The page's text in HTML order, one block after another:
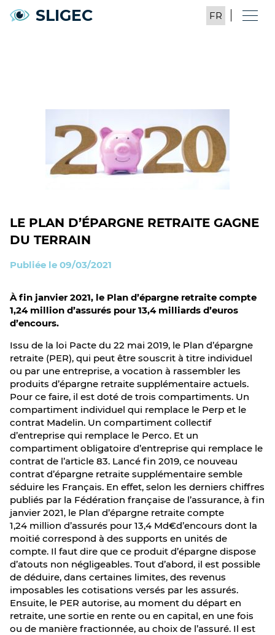
SLIGEC
LE PLAN D’ÉPARGNE RETRAITE GAGNE
DU TERRAIN
Publiée le 09/03/2021
À fin janvier 2021, le Plan d’épargne retraite compte
1,24 million d’assurés pour 13,4 milliards d’euros
d’encours.
Issu de la loi Pacte du 22 mai 2019, le Plan d’épargne
retraite (PER), qui peut être souscrit à titre individuel
ou par une entreprise, a vocation à rassembler les
produits d’épargne retraite supplémentaire actuels.
Pour ce faire, il est doté de trois compartiments. Un
compartiment individuel qui remplace le Perp et le
contrat Madelin. Un compartiment collectif
d’entreprise qui remplace le Perco. Et un
compartiment obligatoire d’entreprise qui remplace le
contrat de l’article 83. Lancé fin 2019, ce nouveau
contrat d’épargne retraite supplémentaire semble
séduire les Français. En effet, selon les derniers chiffres
publiés par la Fédération française de l’assurance, à fin
janvier 2021, le Plan d’épargne retraite compte
1,24 million d’assurés pour 13,4 Md€d’encours dont la
moitié correspond à des supports en unités de
compte. Il faut dire que ce produit d’épargne dispose
d’atouts non négligeables. Tout d’abord, il est possible
de déduire, dans certaines limites, des revenus
imposables les cotisations versés par les assurés.
Ensuite, le PER autorise, au moment du départ en
retraite, une sortie en rente ou en capital, en une fois
ou de manière fractionnée, au choix de l’assuré. Il est